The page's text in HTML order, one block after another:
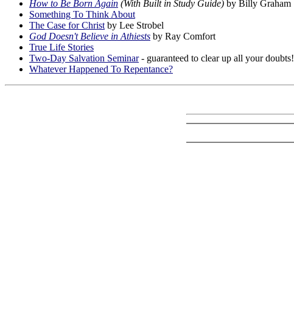
How to Be Born Again (With Built in Study Guide) by Billy Graham
Something To Think About
The Case for Christ by Lee Strobel
God Doesn't Believe in Athiests by Ray Comfort
True Life Stories
Two-Day Salvation Seminar- guaranteed to clear up all your doubts!
Whatever Happened To Repentance?